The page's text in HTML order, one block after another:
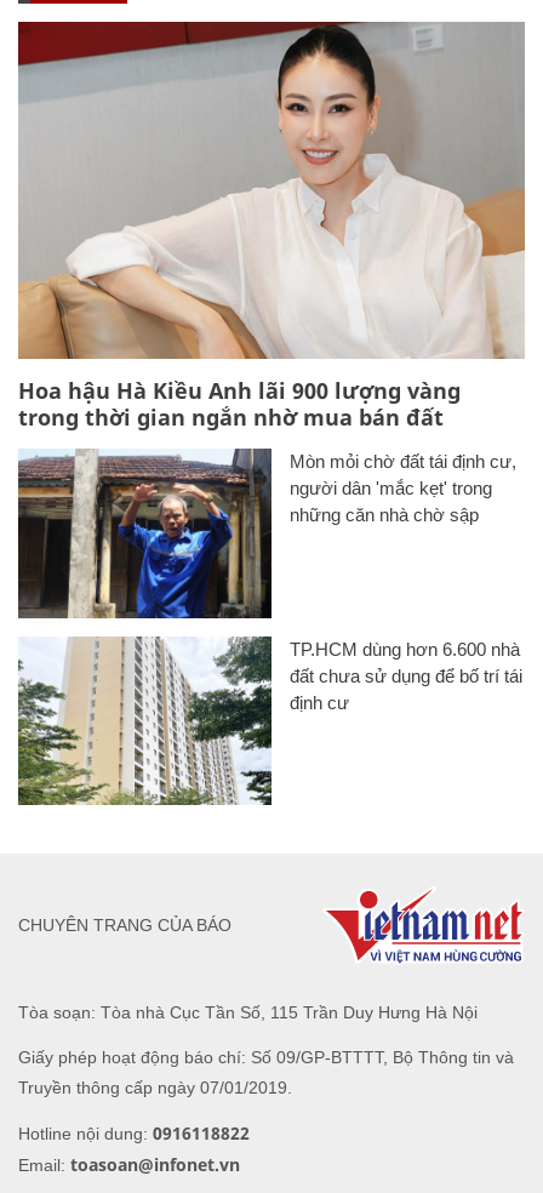
Hoa hậu Hà Kiều Anh lãi 900 lượng vàng
trong thời gian ngắn nhờ mua bán đất
Mòn mỏi chờ đất tái định cư,
người dân 'mắc kẹt' trong
những căn nhà chờ sập
TP.HCM dùng hơn 6.600 nhà
đất chưa sử dụng để bố trí tái
định cư
Tòa soạn: Tòa nhà Cục Tần Số, 115 Trần Duy Hưng Hà Nội
Giấy phép hoạt động báo chí: Số 09/GP-BTTTT, Bộ Thông tin và
Truyền thông cấp ngày 07/01/2019.
Hotline nội dung: 0916118822
Email: toasoan@infonet.vn
CHUYÊN TRANG CỦA BÁO